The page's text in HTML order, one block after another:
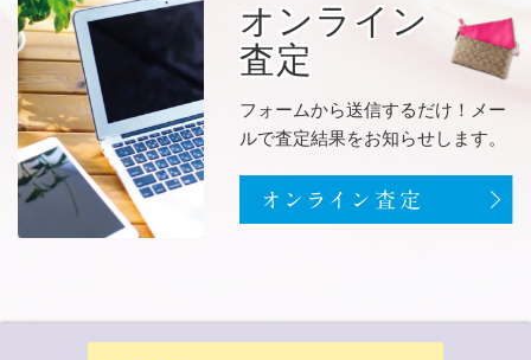
オンライン
査定
フォームから送信するだけ！メー
ルで査定結果をお知らせします。